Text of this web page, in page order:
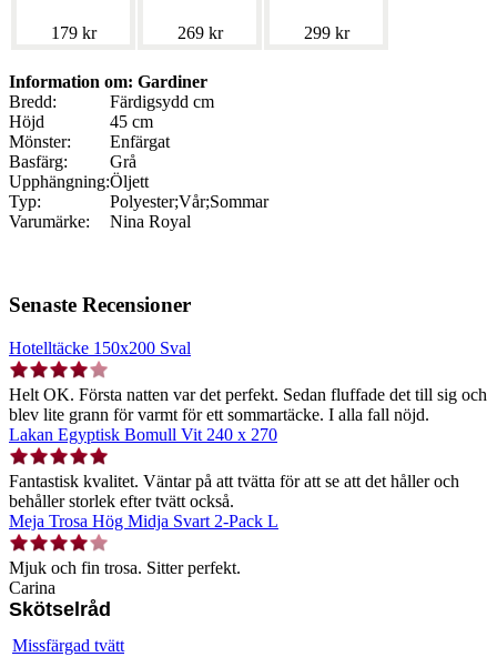
179 kr 269 kr 299 kr
Information om: Gardiner
Bredd:
Färdigsydd cm
Höjd
45 cm
Mönster:
Enfärgat
Basfärg:
Grå
Upphängning:Öljett
Typ:
Polyester;Vår;Sommar
Varumärke:
Nina Royal
Senaste Recensioner
Hotelltäcke 150x200 Sval
Helt OK. Första natten var det perfekt. Sedan fluffade det till sig och
blev lite grann för varmt för ett sommartäcke. I alla fall nöjd.
Lakan Egyptisk Bomull Vit 240 x 270
Fantastisk kvalitet. Väntar på att tvätta för att se att det håller och
behåller storlek efter tvätt också.
Meja Trosa Hög Midja Svart 2-Pack L
Mjuk och fin trosa. Sitter perfekt.
Carina
Skötselråd
Missfärgad tvätt